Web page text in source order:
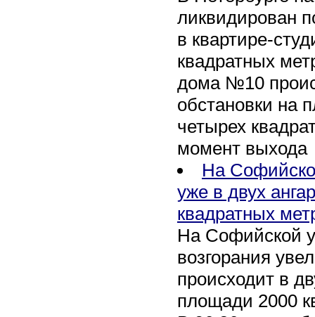
ликвидирован
в квартире-
квадратных
дома №10
обстановки на
четырех
момент выхода
На
уже в двух
квадратных
На Софийской
возгорания
происходит в
площади 2000